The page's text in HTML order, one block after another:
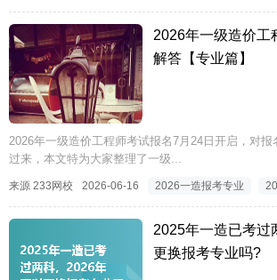
2026年一级造价工
解答【专业篇】
2026年一级造价工程师考试报名7月24日开启，对
过来，本文特为大家整理了一级...
来源 233网校 2026-06-16 2026一造报考专业
2025年一造已考过
更换报考专业吗?